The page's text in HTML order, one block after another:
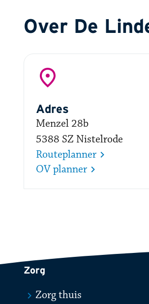
Over De
Adres
Menzel 28b
5388 SZ Nistelrode
Routeplanner
OV planner
Zorg
Zorg thuis